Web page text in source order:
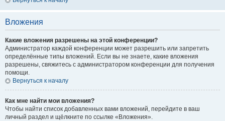
Вложения
Какие вложения разрешены на этой конференции?
Администратор каждой конференции может разрешить или запретить
определённые типы вложений. Если вы не знаете, какие вложения
разрешены, свяжитесь с администратором конференции для получения
помощи.
Вернуться к началу
Как мне найти мои вложения?
Чтобы найти список добавленных вами вложений, перейдите в ваш
личный раздел и щёлкните по ссылке «Вложения».